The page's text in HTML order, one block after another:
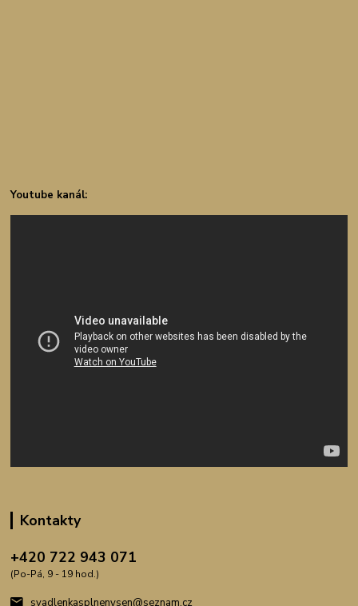
Youtube kanál:
Kontakty
+420 722 943 071
(Po-Pá, 9 - 19 hod.)
svadlenkasplnenysen@seznam.cz